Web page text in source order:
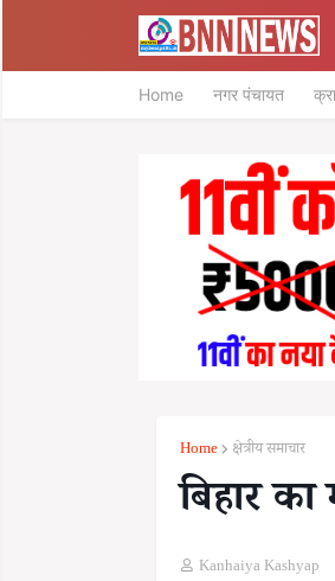
Home नगर पंचायत
Home क्षेत्रीय समाचार
बिहार
Kanhaiya Kashyap